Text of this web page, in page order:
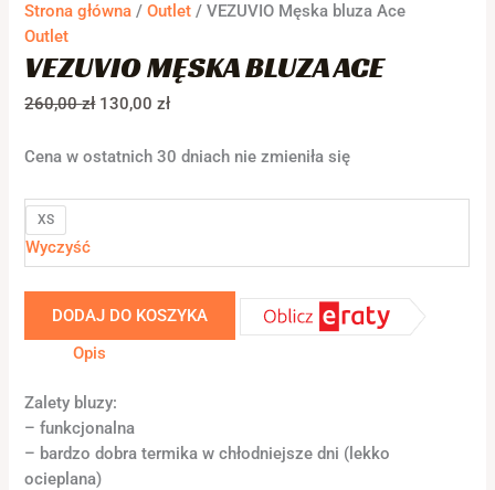
Strona główna /Outlet / VEZUVIO Męska bluza Ace
Outlet
VEZUVIO MĘSKA BLUZA ACE
260,00zł 130,00zł
Cena w ostatnich 30 dniach nie zmieniła się
XS
Wyczyść
DODAJ DO KOSZYKA
Opis
Zalety bluzy:
– funkcjonalna
– bardzo dobra termika w chłodniejsze dni (lekko
ocieplana)